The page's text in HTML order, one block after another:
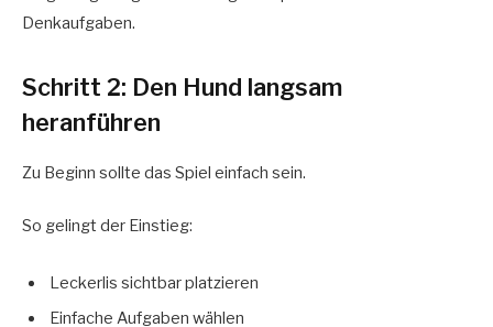
Denkaufgaben.
Schritt 2: Den Hund langsam
heranführen
Zu Beginn sollte das Spiel einfach sein.
So gelingt der Einstieg:
Leckerlis sichtbar platzieren
Einfache Aufgaben wählen